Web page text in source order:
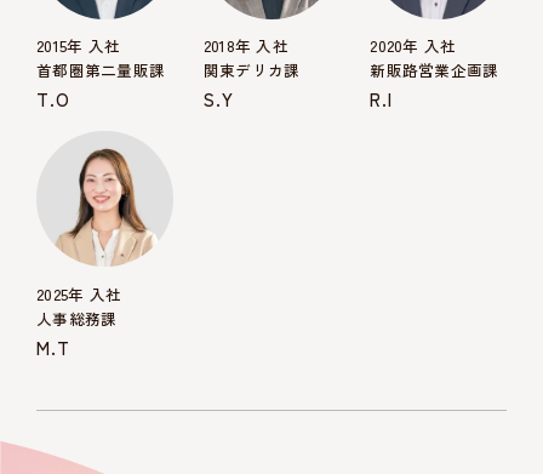
2015年 入社
首都圏第二量販課
T.O
2018年 入社
関東デリカ課
S.Y
2020年 入社
新販路営業企画課
R.I
2025年 入社
人事総務課
M.T